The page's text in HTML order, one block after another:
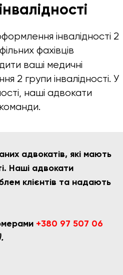
інвалідності 2
фахівців
ваші медичні
2 групи інвалідності. У
наші адвокати
адвокатів, які мають
Наші адвокати
клієнтів та надають
+380 97 507 06